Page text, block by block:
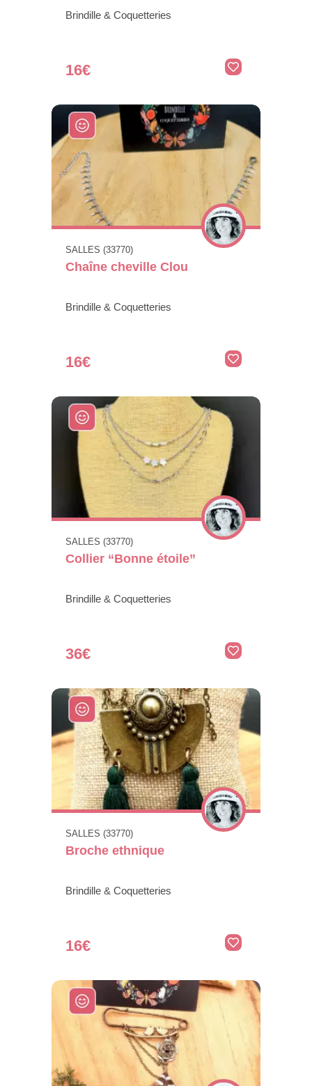
Brindille & Coquetteries
16€
SALLES (33770)
Chaîne cheville Clou
Brindille & Coquetteries
16€
SALLES (33770)
Collier “Bonne étoile”
Brindille & Coquetteries
36€
SALLES (33770)
Broche ethnique
Brindille & Coquetteries
16€